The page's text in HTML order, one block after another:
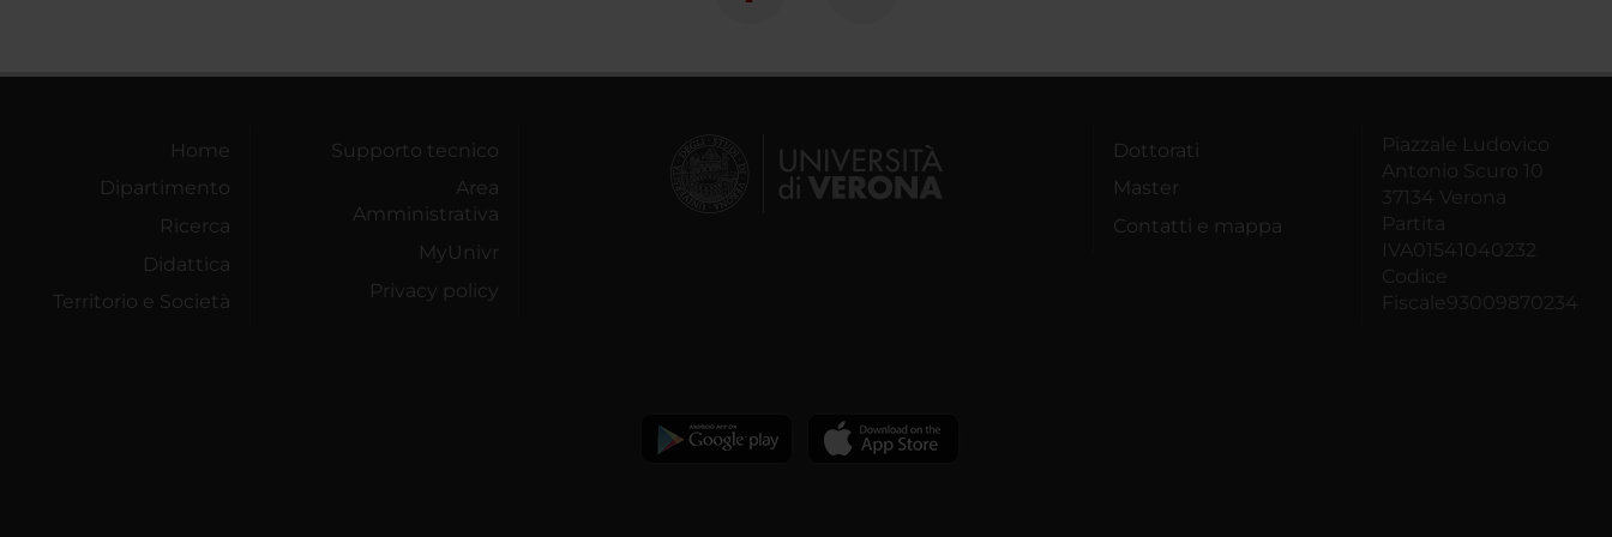
Home
Dipartimento
Ricerca
Didattica
Territorio e Società
Supporto tecnico
Area
Amministrativa
MyUnivr
Privacy policy
Dottorati
Master
Contatti e mappa
Piazzale Ludovico
Antonio Scuro 10
37134 Verona
Partita
IVA01541040232
Codice
Fiscale93009870234